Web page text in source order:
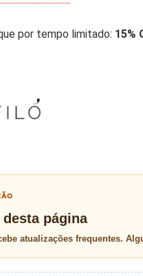
por tempo limitado: 15%
página
atualizações frequentes.